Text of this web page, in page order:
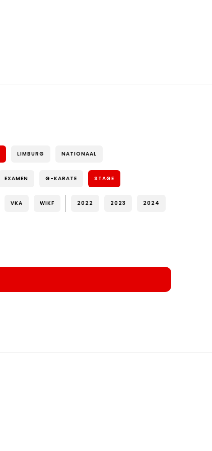
LIMBURG NATIONAAL
EXAMEN G-KARATE STAGE
VKA WIKF 2022 2023 2024